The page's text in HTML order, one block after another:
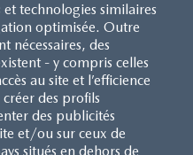
technologies similaires
optimisée. Outre
nécessaires, des
- y compris celles
au site et l’efficience
des profils
des publicités
et/ou sur ceux de
situés en dehors de